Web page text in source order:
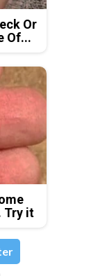
Or
Of...
Try it